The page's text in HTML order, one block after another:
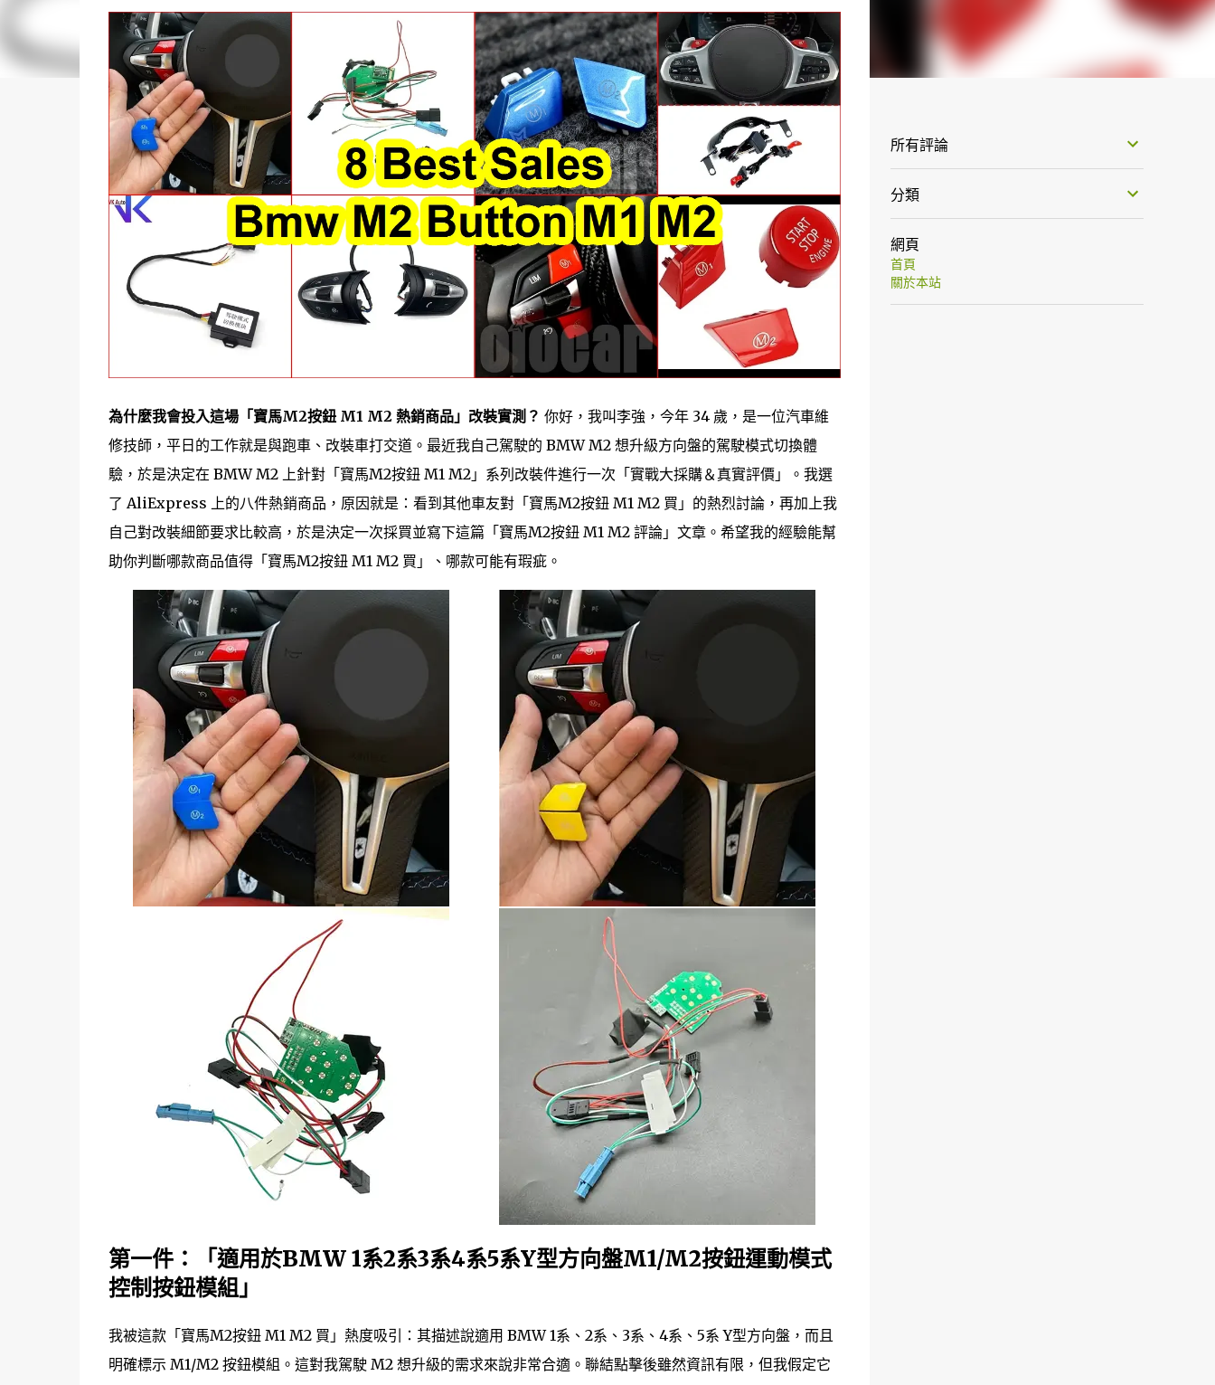
為什麼我會投入這場「寶馬M2按鈕 M1 M2 熱銷商品」改裝實測？ 你好，我叫李強，今年 34 歲，是一位汽車維
修技師，平日的工作就是與跑車、改裝車打交道。最近我自己駕駛的 BMW M2 想升級方向盤的駕駛模式切換體
驗，於是決定在 BMW M2 上針對「寶馬M2按鈕 M1 M2」系列改裝件進行一次「實戰大採購＆真實評價」。我選
了 AliExpress 上的八件熱銷商品，原因就是：看到其他車友對「寶馬M2按鈕 M1 M2 買」的熱烈討論，再加上我
自己對改裝細節要求比較高，於是決定一次採買並寫下這篇「寶馬M2按鈕 M1 M2 評論」文章。希望我的經驗能幫
助你判斷哪款商品值得「寶馬M2按鈕 M1 M2 買」、哪款可能有瑕疵。
第一件：
「適用於BMW 1系2系3系4系5系Y型方向盤M1/M2按鈕運動模式
控制按鈕模組」
我被這款「寶馬M2按鈕 M1 M2 買」熱度吸引：其描述說適用 BMW 1系、2系、3系、4系、5系 Y型方向盤，而且
明確標示 M1/M2 按鈕模組。這對我駕駛 M2 想升級的需求來說非常合適。聯結點擊後雖然資訊有限，但我假定它
所有評論
分類
網頁
首頁
關於本站